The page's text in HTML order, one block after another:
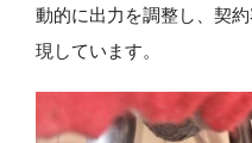
動的に出力を調整し、契
現しています。